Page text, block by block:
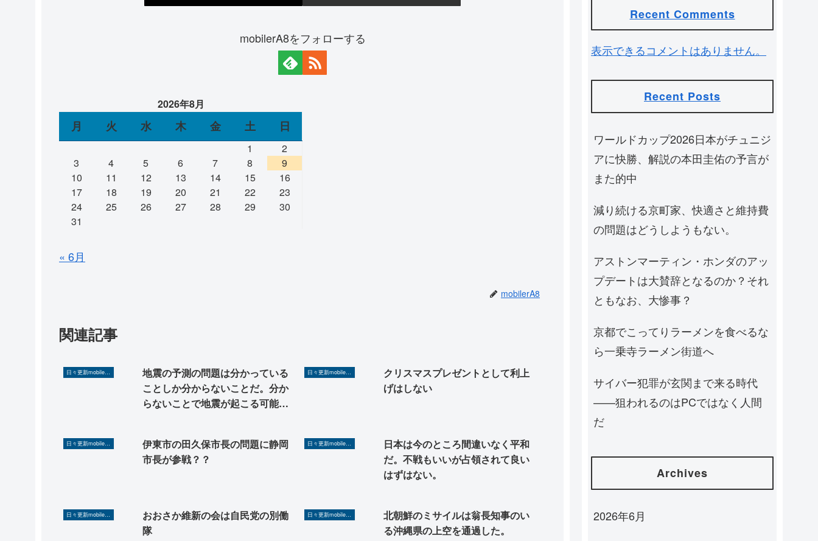
mobilerA8をフォローする
2026年8月
月 火 水 木 金 土 日
1
2
3
4 5 6 7 8
9
10
11 12 13 14 15
16
17
18 19 20 21 22
23
24
25 26 27 28 29
30
31
« 6月
mobilerA8
関連記事
日々更新mobilerA8（Yahoo!ニュースを毎日ウォッチ）
地震の予測の問題は分かっている
ことしか分からないことだ。分か
らないことで地震が起こる可能性
がバカにしている。
日々更新mobilerA8（Yahoo!ニュースを毎日ウォッチ）
クリスマスプレゼントとして利上
げはしない
日々更新mobilerA8（Yahoo!ニュースを毎日ウォッチ）
伊東市の田久保市長の問題に静岡
市長が参戦？？
日々更新mobilerA8（Yahoo!ニュースを毎日ウォッチ）
日本は今のところ間違いなく平和
だ。不戦もいいが占領されて良い
はずはない。
日々更新mobilerA8（Yahoo!ニュースを毎日ウォッチ）
おおさか維新の会は自民党の別働
隊
日々更新mobilerA8（Yahoo!ニュースを毎日ウォッチ）
北朝鮮のミサイルは翁長知事のい
る沖縄県の上空を通過した。
Recent Comments
表示できるコメントはありません。
Recent Posts
ワールドカップ2026日本がチュニジ
アに快勝、解説の本田圭佑の予言が
また的中
減り続ける京町家、快適さと維持費
の問題はどうしようもない。
アストンマーティン・ホンダのアッ
プデートは大賛辞となるのか？それ
ともなお、大惨事？
京都でこってりラーメンを食べるな
ら一乗寺ラーメン街道へ
サイバー犯罪が玄関まで来る時代
——狙われるのはPCではなく人間
だ
Archives
2026年6月